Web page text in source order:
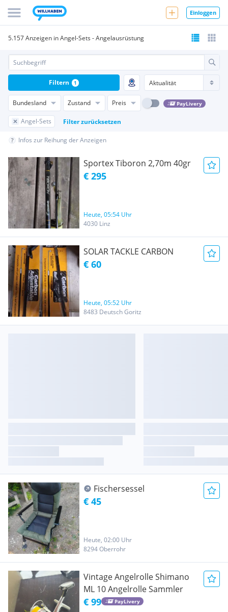
Einloggen
5.157 Anzeigen in Angel-Sets - Angelausrüstung
Bundesland Zustand Preis PayLivery
Angel-Sets Filter zurücksetzen
Filtern 1
Infos zur Reihung der Anzeigen
Sportex Tiboron 2,70m 40gr
€ 295
Heute, 05:54 Uhr
4030 Linz
SOLAR TACKLE CARBON
€ 60
Heute, 05:52 Uhr
8483 Deutsch Goritz
Fischersessel
€ 45
Heute, 02:00 Uhr
8294 Oberrohr
Vintage Angelrolle Shimano
ML 10 Angelrolle Sammler
€ 99 PayLivery